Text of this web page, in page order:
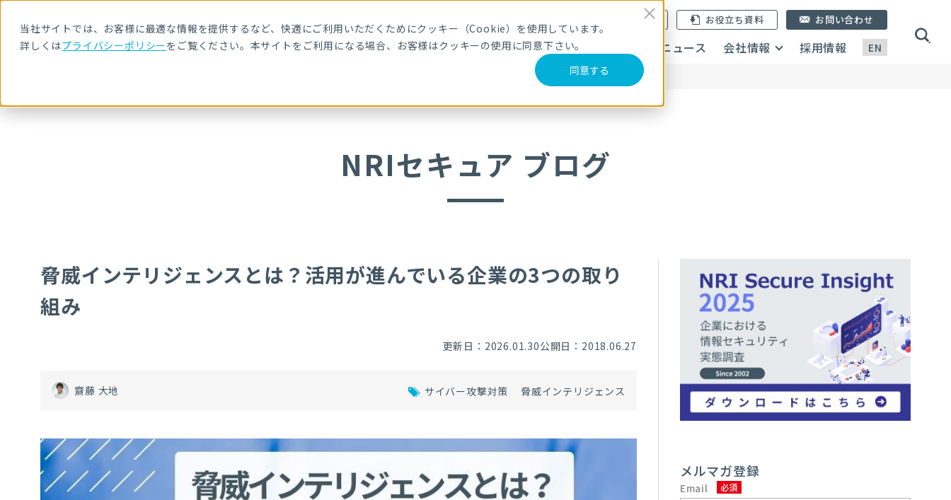
当社サイトでは、お客様に最適な情報を提供するなど、快適にご利用いただくためにクッキー（Cookie）を使用しています。
詳しくはプライバシーポリシーをご覧ください。本サイトをご利用になる場合、お客様はクッキーの使用に同意下さい。
同意する
EN
メールマガジン登録 お役立ち資料
サービス・製品 導入事例 セミナー ブログ ニュース 会社情報 採用情報
お問い合わせ
NRIセキュア ブログ
脅威インテリジェンスとは？活用が進んでいる企業の3つの取り
組み
更新日：2026.01.30公開日：2018.06.27
齋藤 大地 サイバー攻撃対策 脅威インテリジェンス
メルマガ登録
Email